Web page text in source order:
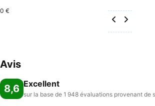
0 €
Avis
8,6 Excellent
sur la base de 1 948 évaluations provenant de